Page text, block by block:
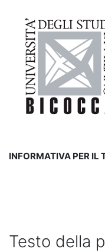
INFORMATIVA PER IL
Testo della